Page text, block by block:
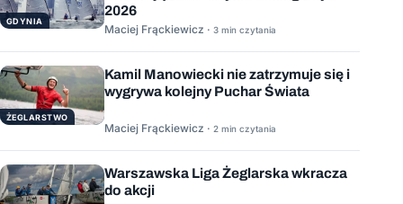
GDYNIA
2026
Maciej Frąckiewicz · 3 min czytania
ŻEGLARSTWO
Kamil Manowiecki nie zatrzymuje się i
wygrywa kolejny Puchar Świata
Maciej Frąckiewicz · 2 min czytania
Warszawska Liga Żeglarska wkracza
do akcji